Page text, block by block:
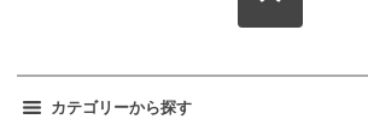
カテゴリーから探す